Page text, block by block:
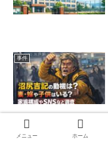
事件
事件
メニュー ホーム